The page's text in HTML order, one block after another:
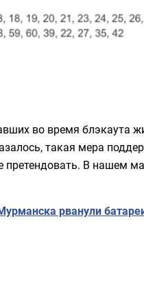
во время блэкаута
такая мера
претендовать. В нашем
рванули